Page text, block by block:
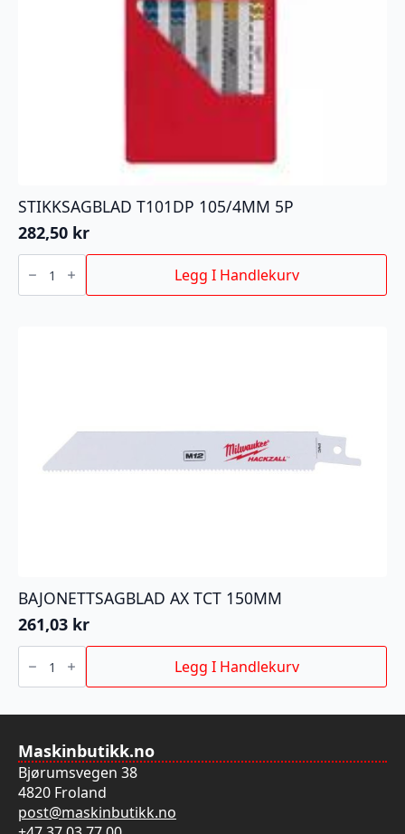
STIKKSAGBLAD T101DP 105/4MM 5P
282,50 kr
STIKKSAGBLAD
T101DP
105/4MM
5P
Legg I Handlekurv
BAJONETTSAGBLAD AX TCT 150MM
261,03 kr
BAJONETTSAGBLAD
AX
150MM
Legg I Handlekurv
Maskinbutikk.no
Bjørumsvegen 38
4820 Froland
post@maskinbutikk.no